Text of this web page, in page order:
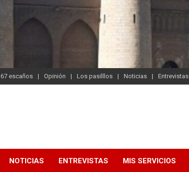
67 escaños Opinión Los pasilllos Noticias Entrevistas
NOTICIAS ENTREVISTAS MIS SERVICIOS